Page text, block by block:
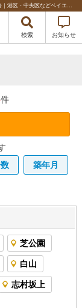
都営三田線のマンション情報｜購入・売り物件、売却査定・相場・売却価格｜港区・中央区などベイエリアの不動産のことならセンチュリー21プレミアムライフ
検索 お知らせ
件
築年月
芝公園
白山
志村坂上